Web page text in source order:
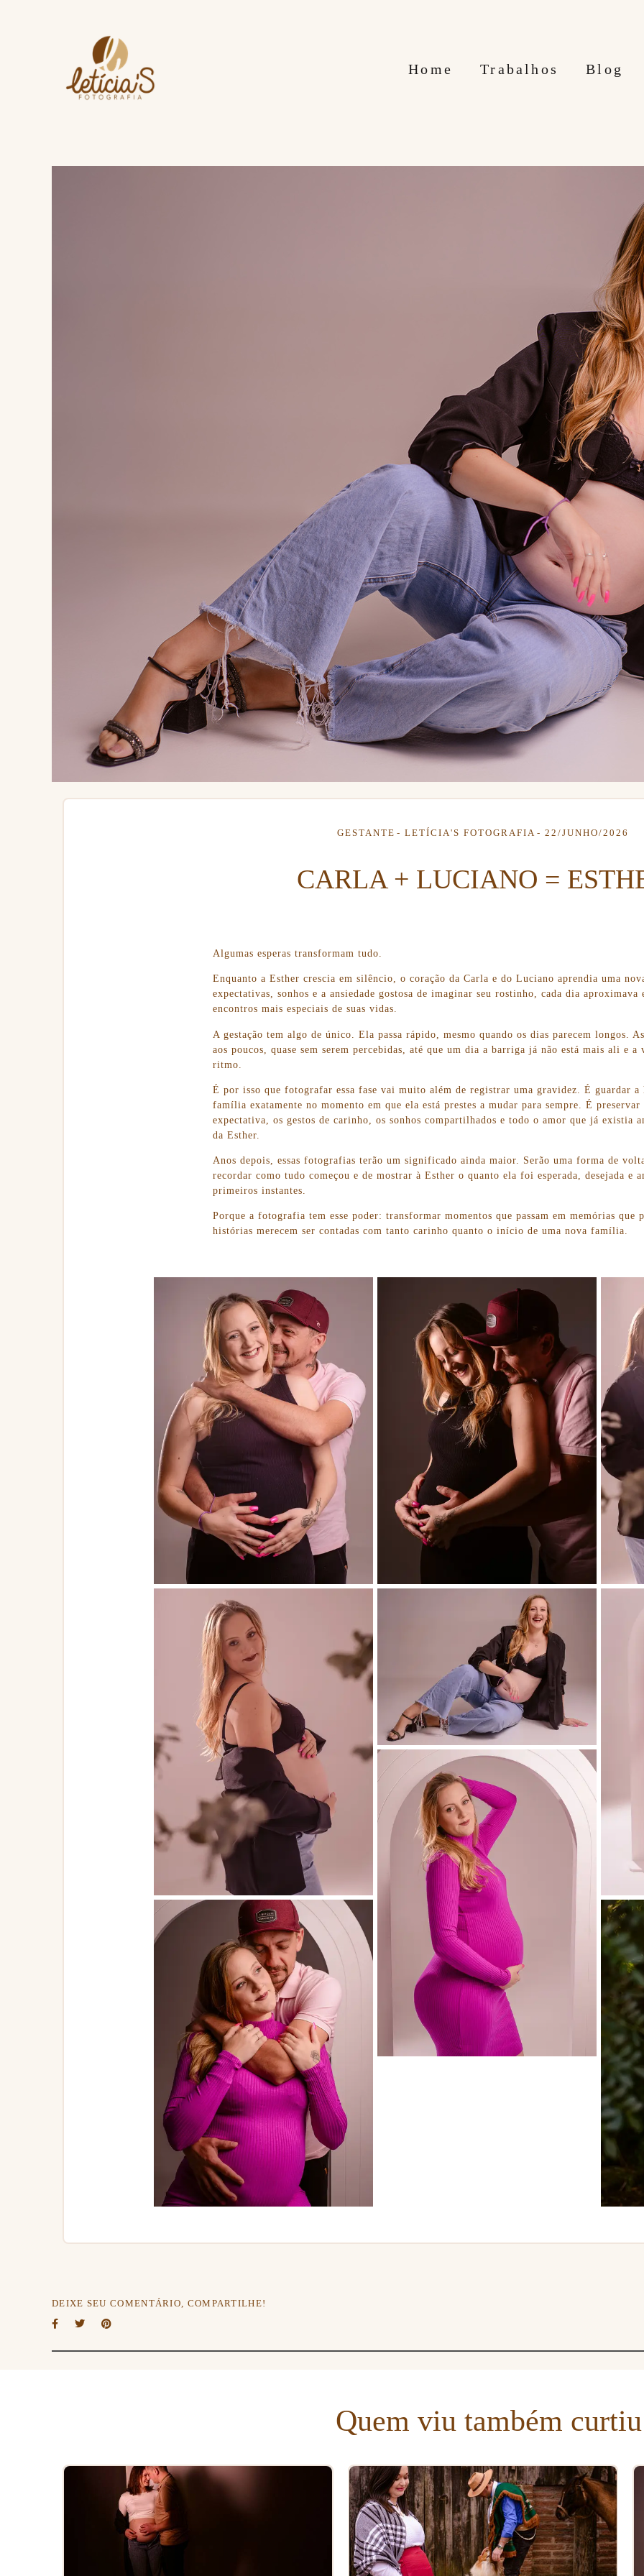
Home Trabalhos Blog
GESTANTE LETÍCIA'S FOTOGRAFIA 22/JUNHO/2026
CARLA + LUCIANO =
Algumas esperas transformam tudo.
Enquanto a Esther crescia em silêncio, o coração da Carla e do Luciano aprendia uma
expectativas, sonhos e a ansiedade gostosa de imaginar seu rostinho, cada dia aproximava
encontros mais especiais de suas vidas.
A gestação tem algo de único. Ela passa rápido, mesmo quando os dias parecem longos.
aos poucos, quase sem serem percebidas, até que um dia a barriga já não está mais ali e a
ritmo.
É por isso que fotografar essa fase vai muito além de registrar uma gravidez. É guardar a
família exatamente no momento em que ela está prestes a mudar para sempre. É preservar
expectativa, os gestos de carinho, os sonhos compartilhados e todo o amor que já existia
da Esther.
Anos depois, essas fotografias terão um significado ainda maior. Serão uma forma de
recordar como tudo começou e de mostrar à Esther o quanto ela foi esperada, desejada e
primeiros instantes.
Porque a fotografia tem esse poder: transformar momentos que passam em memórias que
histórias merecem ser contadas com tanto carinho quanto o início de uma nova família.
DEIXE SEU COMENTÁRIO, COMPARTILHE!
Quem viu também curtiu